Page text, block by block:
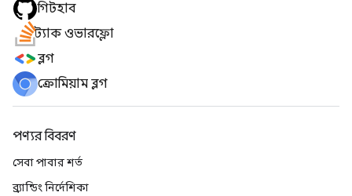
গিটহাব
স্ট্যাক ওভারফ্লো
ব্লগ
ক্রোমিয়াম ব্লগ
পণ্যর বিবরণ
সেবা পাবার শর্ত
ব্র্যান্ডিং নির্দেশিকা